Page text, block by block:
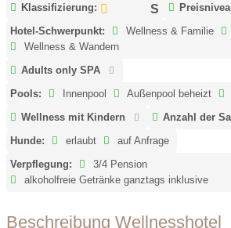
Klassifizierung:
Hotel-Schwerpunkt:
Wellness & Familie
Wellness & Wandern
Adults only SPA
Pools:
Innenpool Außenpool beheizt
Wellness mit Kindern
Anzahl der
Hunde:
erlaubt
auf Anfrage
Verpflegung:
3/4 Pension
alkoholfreie Getränke ganztags inklusive
Beschreibung Wellnesshotel